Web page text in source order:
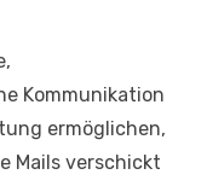
Kommunikation
ermöglichen,
Mails verschickt